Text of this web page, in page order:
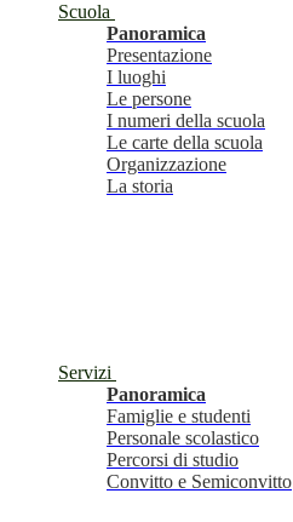
Scuola
Panoramica
Presentazione
I luoghi
Le persone
I numeri della scuola
Le carte della scuola
Organizzazione
La storia
Servizi
Panoramica
Famiglie e studenti
Personale scolastico
Percorsi di studio
Convitto e Semiconvitto